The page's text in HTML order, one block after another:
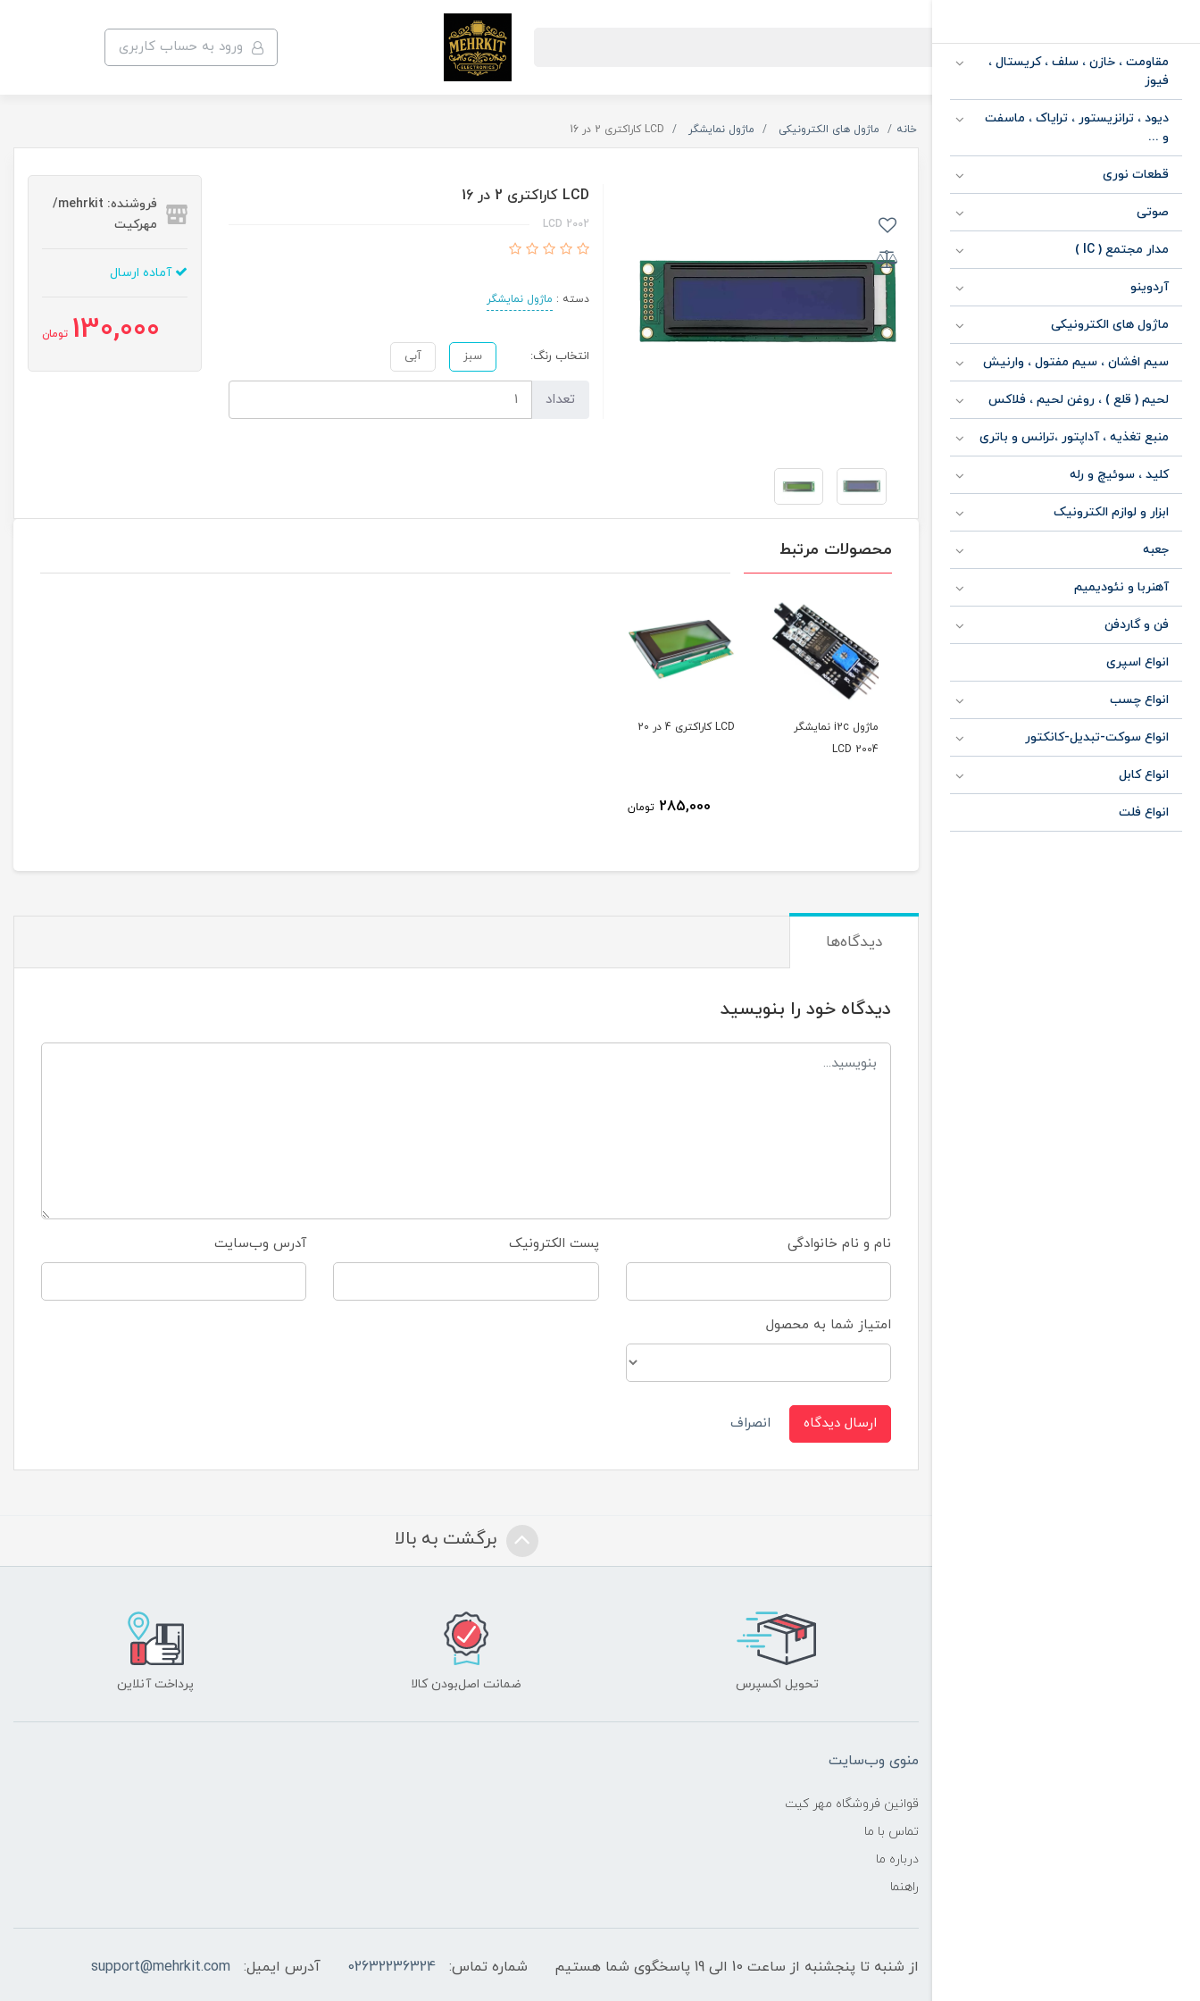
ورود به حساب کاربری
مقاومت ، خازن ، سلف ، کریستال ،
فیوز
دیود ، ترانزیستور ، ترایاک ، ماسفت
و ...
قطعات نوری
صوتی
مدار مجتمع ( IC )
آردوینو
ماژول های الکترونیکی
سیم افشان ، سیم مفتول ، وارنیش
لحیم ( قلع ) ، روغن لحیم ، فلاکس
منبع تغذیه ، آداپتور ،ترانس و باتری
کلید ، سوئیچ و رله
ابزار و لوازم الکترونیک
جعبه
آهنربا و نئودیمیم
فن و گاردفن
انواع اسپری
انواع چسب
انواع سوکت-تبدیل-کانکتور
انواع کابل
انواع فلت
خانه ماژول های الکترونیکی ماژول نمایشگر LCD کاراکتری 2 در 16
LCD کاراکتری 2 در 16
LCD 2002
دسته : ماژول نمایشگر
انتخاب رنگ: سبز آبی
تعداد
فروشنده: mehrkit/
مهرکیت
آماده ارسال
130,000 تومان
محصولات مرتبط
ماژول i2c نمایشگر
LCD 2004
LCD کاراکتری 4 در 20
285,000 تومان
دیدگاه‌ها
دیدگاه خود را بنویسید
نام و نام خانوادگی پست الکترونیک آدرس وب‌سایت
امتیاز شما به محصول
ارسال دیدگاه انصراف
برگشت به بالا
تحویل اکسپرس ضمانت اصل‌بودن کالا پرداخت آنلاین
منوی وب‌سایت
قوانین فروشگاه مهر کیت
تماس با ما
درباره ما
راهنما
از شنبه تا پنجشنبه از ساعت 10 الی 19 پاسخگوی شما هستیم شماره تماس: 02632236324 آدرس ایمیل: support@mehrkit.com